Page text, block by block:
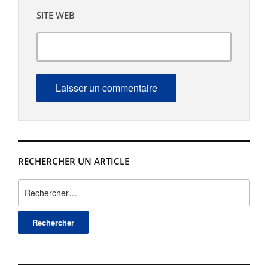
RECHERCHER UN ARTICLE
SITE WEB